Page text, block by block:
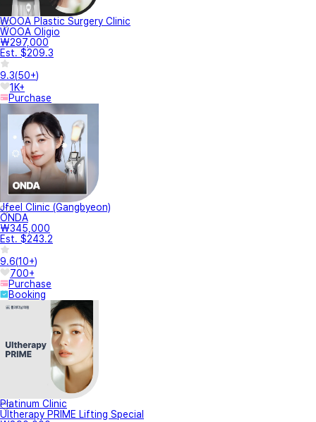
WOOA Plastic Surgery Clinic
WOOA Oligio
₩297,000
Est. $209.3
9.3(50+)
1K+
Purchase
Jfeel Clinic (Gangbyeon)
ONDA
₩345,000
Est. $243.2
9.6(10+)
700+
Purchase
Booking
Platinum Clinic
Ultherapy PRIME Lifting Special